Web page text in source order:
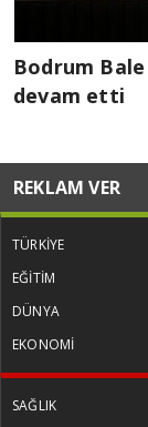
Bodrum
devam etti
REKLAM VER
TÜRKİYE
EĞİTİM
DÜNYA
EKONOMİ
SAĞLIK